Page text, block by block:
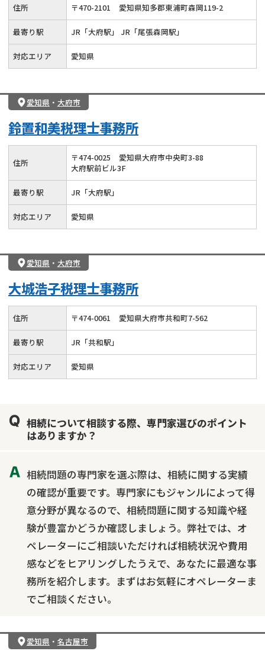
住所 〒470-2101 愛知県知多郡東浦町森岡119-2
最寄り駅 JR「大府駅」 JR「尾張森岡駅」
対応エリア 愛知県
愛知県 ・ 大府市
鈴置和美税理士事務所
住所 〒474-0025
愛知県大府市中央町3-88
大府駅前ビル3F
最寄り駅 JR「大府駅」
対応エリア 愛知県
愛知県 ・ 大府市
大城浩子税理士事務所
住所 〒474-0061 愛知県大府市共和町7-562
最寄り駅 JR「共和駅」
対応エリア 愛知県
相続について相談する際、専門家選びのポイント
はありますか？
相続問題の専門家を選ぶ際は、相続に関する実績
の確認が重要です。専門家にもジャンルによって得
意分野が異なるので、相続問題に関する知識や経
験が豊富かどうか確認しましょう。弊社では、オ
ペレーターにご相談いただければ相続状況や費用
感などをヒアリングしたうえで、あなたに最適な事
務所を紹介します。まずはお気軽にオペレーターま
でご相談ください。
愛知県 ・ 名古屋市